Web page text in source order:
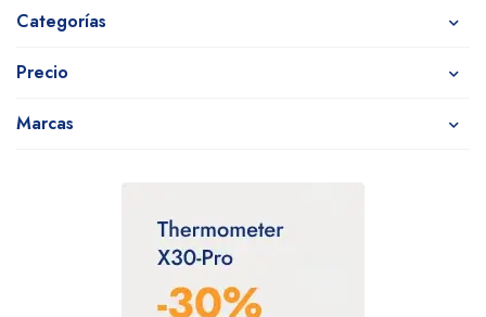
Categorías
Precio
Marcas